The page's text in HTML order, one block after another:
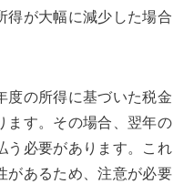
得が大幅に減少した場合
度の所得に基づいた税金
ます。その場合、翌年の
う必要があります。これ
があるため、注意が必要